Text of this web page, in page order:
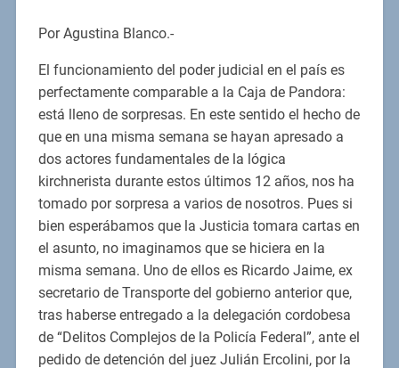
Por Agustina Blanco.-
El funcionamiento del poder judicial en el país es
perfectamente comparable a la Caja de Pandora:
está lleno de sorpresas. En este sentido el hecho de
que en una misma semana se hayan apresado a
dos actores fundamentales de la lógica
kirchnerista durante estos últimos 12 años, nos ha
tomado por sorpresa a varios de nosotros. Pues si
bien esperábamos que la Justicia tomara cartas en
el asunto, no imaginamos que se hiciera en la
misma semana. Uno de ellos es Ricardo Jaime, ex
secretario de Transporte del gobierno anterior que,
tras haberse entregado a la delegación cordobesa
de “Delitos Complejos de la Policía Federal”, ante el
pedido de detención del juez Julián Ercolini, por la